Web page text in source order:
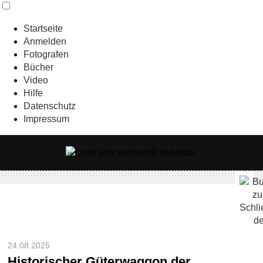
Startseite
Anmelden
Fotografen
Bücher
Video
Hilfe
Datenschutz
Impressum
24.08.2025